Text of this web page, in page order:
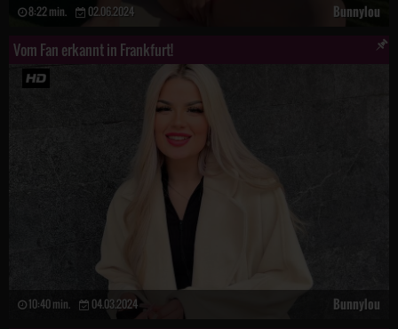
8:22 min. 02.06.2024 Bunnylou
Vom Fan erkannt in Frankfurt!
10:40 min. 04.03.2024 Bunnylou